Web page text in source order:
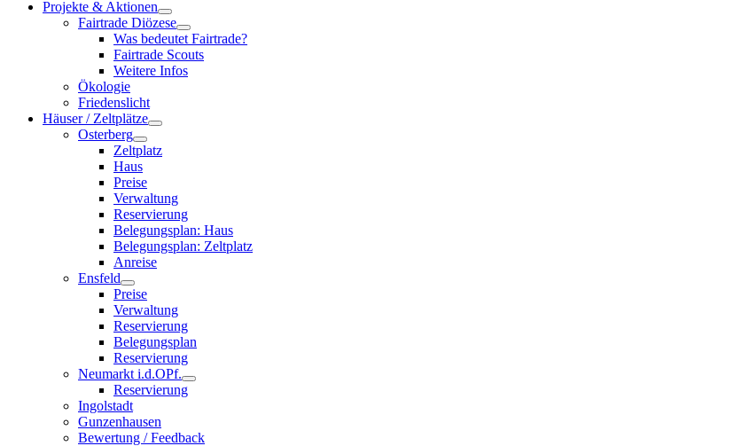
Projekte & Aktionen
Fairtrade Diözese
Was bedeutet Fairtrade?
Fairtrade Scouts
Weitere Infos
Ökologie
Friedenslicht
Häuser / Zeltplätze
Osterberg
Zeltplatz
Haus
Preise
Verwaltung
Reservierung
Belegungsplan: Haus
Belegungsplan: Zeltplatz
Anreise
Ensfeld
Preise
Verwaltung
Reservierung
Belegungsplan
Reservierung
Neumarkt i.d.OPf.
Reservierung
Ingolstadt
Gunzenhausen
Bewertung / Feedback